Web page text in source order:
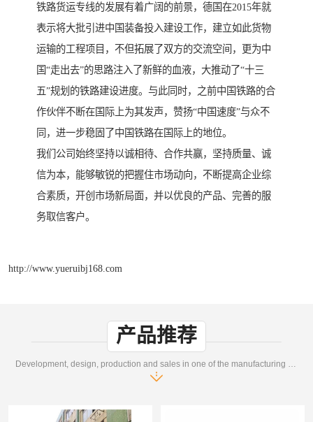
铁路货运专线的发展有着广阔的前景，德国在2015年就
表示将大批引进中国装备投入建设工作，建立如此货物
运输的工程项目，不但拓展了双方的交流空间，更为中
国“走出去”的思路注入了新鲜的血液，大推动了“十三
五”规划的铁路建设进度。与此同时，之前中国铁路的合
作伙伴不断在国际上为其发声，赞扬“中国速度”与众不
同，进一步稳固了中国铁路在国际上的地位。
我们公司始终坚持以诚相待、合作共赢，坚持质量、诚
信为本，能够敏锐的把握住市场动向，不断提高企业综
合素质，开创市场新局面，并以优良的产品、完善的服
务取信客户。
http://www.yueruibj168.com
产品推荐
Development, design, production and sales in one of the manufacturing enterprises